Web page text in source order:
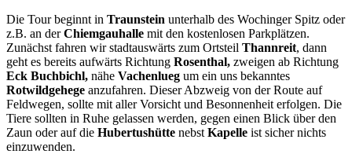
Die Tour beginnt in Traunstein unterhalb des Wochinger Spitz oder
z.B. an derChiemgauhalle mit den kostenlosen Parkplätzen.
Zunächst fahren wir stadtauswärts zum Ortsteil Thannreit, dann
geht es bereits aufwärts Richtung Rosenthal, zweigen ab Richtung
Eck Buchbichl, nähe Vachenlueg um ein uns bekanntes
Rotwildgehege anzufahren. Dieser Abzweig von der Route auf
Feldwegen, sollte mit aller Vorsicht und Besonnenheit erfolgen. Die
Tiere sollten in Ruhe gelassen werden, gegen einen Blick über den
Zaun oder auf die Hubertushütte nebst Kapelle ist sicher nichts
einzuwenden.